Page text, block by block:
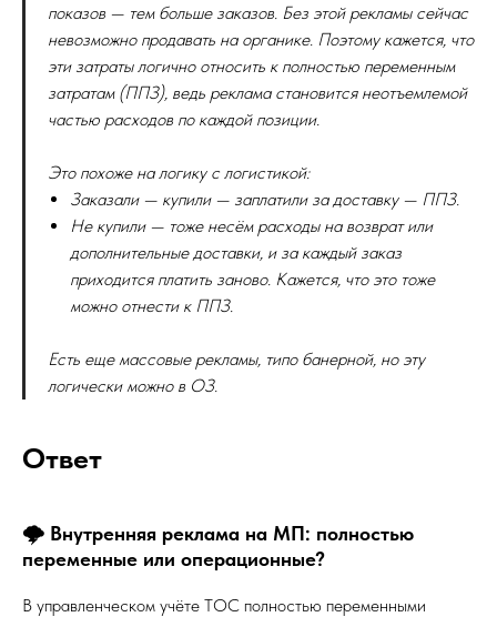
показов — тем больше заказов. Без этой рекламы сейчас
невозможно продавать на органике. Поэтому кажется, что
эти затраты логично относить к полностью переменным
затратам (ППЗ), ведь реклама становится неотъемлемой
частью расходов по каждой позиции.
Это похоже на логику с логистикой:
Заказали — купили — заплатили за доставку — ППЗ.
Не купили — тоже несём расходы на возврат или
дополнительные доставки, и за каждый заказ
приходится платить заново. Кажется, что это тоже
можно отнести к ППЗ.
Есть еще массовые рекламы, типо банерной, но эту
логически можно в ОЗ.
Ответ
🌩 Внутренняя реклама на МП: полностью
переменные или операционные?
В управленческом учёте ТОС полностью переменными